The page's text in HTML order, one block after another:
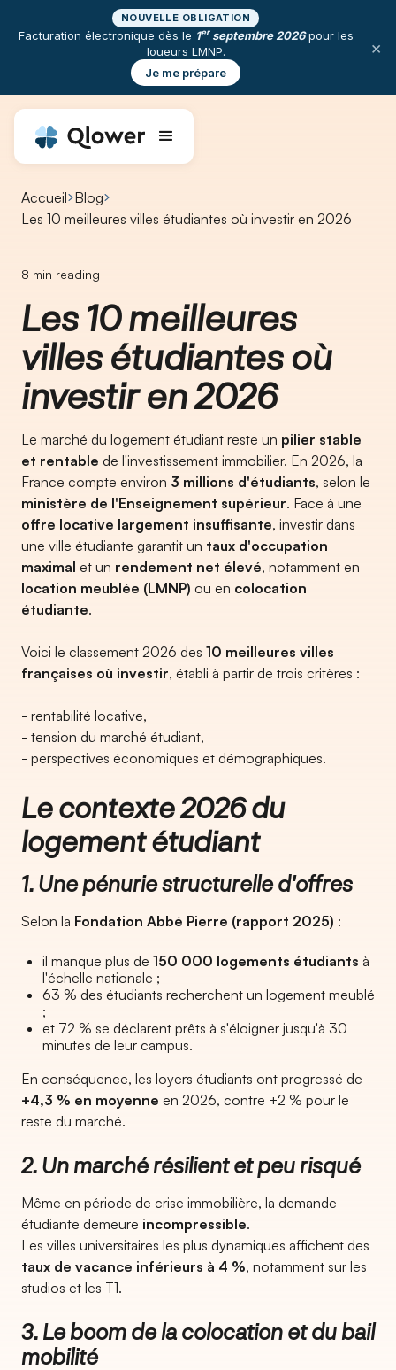
NOUVELLE OBLIGATION
Facturation électronique dès le 1erseptembre 2026pour les
loueurs LMNP.
Je me prépare
×
Accueil Blog
Les 10 meilleures villes étudiantes où investir en 2026
8 min reading
Les 10 meilleures
villes étudiantes où
investir en 2026
Le marché du logement étudiant reste un pilier stable
et rentable de l'investissement immobilier. En 2026, la
France compte environ 3 millions d'étudiants, selon le
ministère de l'Enseignement supérieur. Face à une
offre locative largement insuffisante, investir dans
une ville étudiante garantit un taux d'occupation
maximal et un rendement net élevé, notamment en
location meublée (LMNP) ou en colocation
étudiante.
Voici le classement 2026 des 10 meilleures villes
françaises où investir, établi à partir de trois critères :
- rentabilité locative,
- tension du marché étudiant,
- perspectives économiques et démographiques.
Le contexte 2026 du
logement étudiant
1. Une pénurie structurelle d'offres
Selon la Fondation Abbé Pierre (rapport 2025) :
il manque plus de 150 000 logements étudiants à
l'échelle nationale ;
63 % des étudiants recherchent un logement meublé
;
et 72 % se déclarent prêts à s'éloigner jusqu'à 30
minutes de leur campus.
En conséquence, les loyers étudiants ont progressé de
+4,3 % en moyenne en 2026, contre +2 % pour le
reste du marché.
2. Un marché résilient et peu risqué
Même en période de crise immobilière, la demande
étudiante demeure incompressible.
Les villes universitaires les plus dynamiques affichent des
taux de vacance inférieurs à 4 %, notamment sur les
studios et les T1.
3. Le boom de la colocation et du bail
mobilité